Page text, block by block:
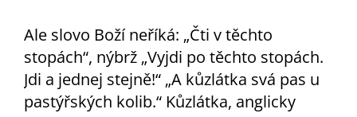
Ale slovo Boží neříká: „Čti v těchto
stopách“, nýbrž „Vyjdi po těchto stopách.
Jdi a jednej stejně!“ „A kůzlátka svá pas u
pastýřských kolib.“ Kůzlátka, anglicky